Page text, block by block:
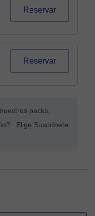
Reservar
Reservar
packs,
Elige Suscríbete